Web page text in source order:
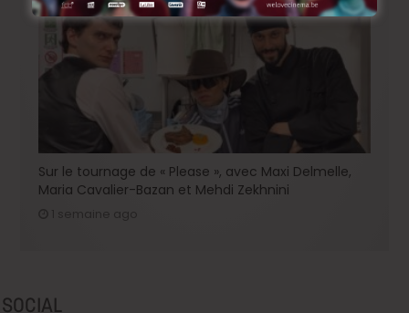
Sur le tournage de « Please », avec Maxi Delmelle,
Maria Cavalier-Bazan et Mehdi Zekhnini
SOCIAL